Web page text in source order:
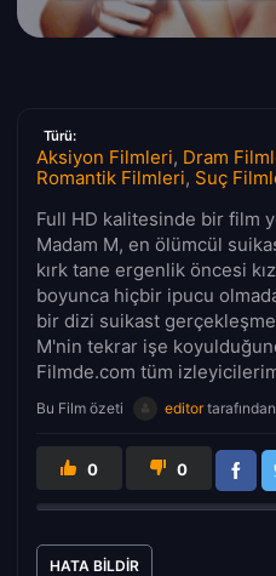
Türü:
Aksiyon Filmleri, Dram
Romantik Filmleri, Suç
Full HD kalitesinde bir film
Madam M, en ölümcül
kırk tane ergenlik öncesi
boyunca hiçbir ipucu
bir dizi suikast
M'nin tekrar işe
Filmde.com tüm
Bu Film özeti editor
0 0
HATA BILDIR